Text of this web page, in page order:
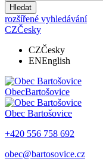
Hledat
rozšířené vyhledávání
CZČesky
CZČesky
ENEnglish
ObecBartošovice
Obec Bartošovice
+420 556 758 692
obec@bartosovice.cz